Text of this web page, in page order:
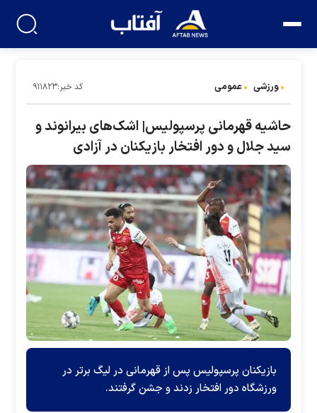
ورزشی عمومی کد خبر:۹۱۱۸۲۳
حاشیه قهرمانی پرسپولیس| اشک‌های بیرانوند و
سید جلال و دور افتخار بازیکنان در آزادی
بازیکنان پرسپولیس پس از قهرمانی در لیگ برتر در
ورزشگاه دور افتخار زدند و جشن گرفتند.